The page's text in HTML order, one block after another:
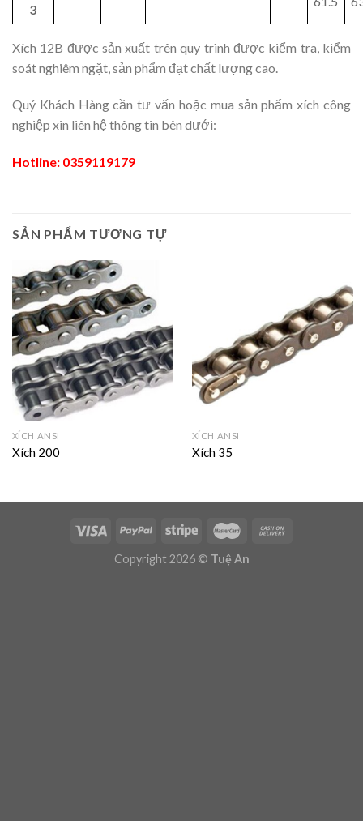
3
Xích 12B được sản xuất trên quy trình được kiểm tra, kiểm
soát nghiêm ngặt, sản phẩm đạt chất lượng cao.
Quý Khách Hàng cần tư vấn hoặc mua sản phẩm xích công
nghiệp xin liên hệ thông tin bên dưới:
Hotline: 0359119179
SẢN PHẨM TƯƠNG TỰ
XÍCH ANSI
Xích 200
XÍCH ANSI
Xích 35
Copyright 2026 © Tuệ An